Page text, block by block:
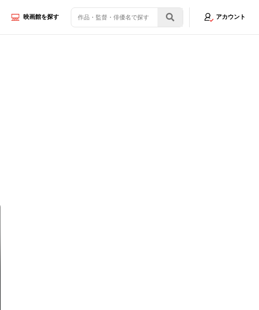
映画館を探す アカウント